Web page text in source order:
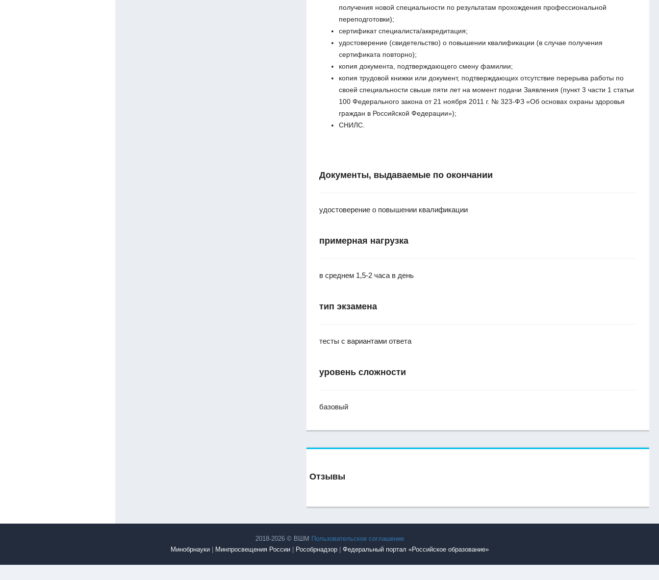
получения новой специальности по результатам прохождения профессиональной
переподготовки);
сертификат специалиста/аккредитация;
удостоверение (свидетельство) о повышении квалификации (в случае получения
сертификата повторно);
копия документа, подтверждающего смену фамилии;
копия трудовой книжки или документ, подтверждающих отсутствие перерыва работы по
своей специальности свыше пяти лет на момент подачи Заявления (пункт 3 части 1 статьи
100 Федерального закона от 21 ноября 2011 г. № 323-ФЗ «Об основах охраны здоровья
граждан в Российской Федерации»);
СНИЛС.
Документы, выдаваемые по окончании
удостоверение о повышении квалификации
примерная нагрузка
в среднем 1,5-2 часа в день
тип экзамена
тесты с вариантами ответа
уровень сложности
базовый
Отзывы
2018-2026 © ВШМ Пользовательское соглашение
Минобрнауки| Минпросвещения России| Рособрнадзор| Федеральный портал «Российское образование»